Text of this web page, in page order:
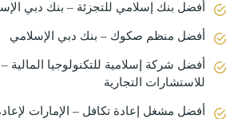
أفضل بنك إسلامي للتجزئة – بنك دبي
أفضل منظم صكوك – بنك دبي الإسلامي
أفضل شركة إسلامية للتكنولوجيا المالية
للاستشارات التجارية
أفضل مشغل إعادة تكافل – الإمارات